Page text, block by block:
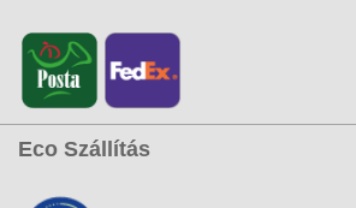
Eco Szállítás